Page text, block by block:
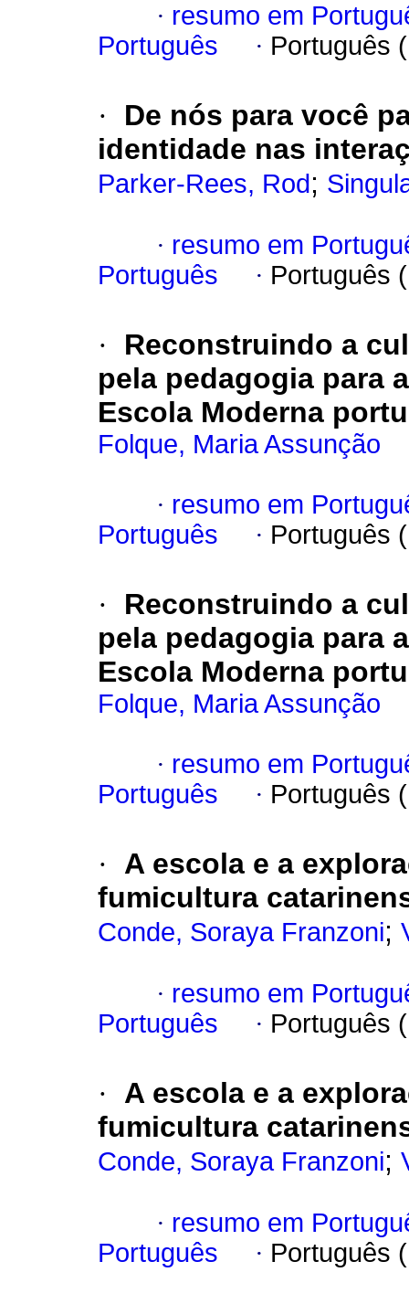
· resumo em
Português
· Português
·
De nós para você
identidade nas
Parker-Rees, Rod ;
· resumo em
Português
· Português
·
Reconstruindo a
pela pedagogia para
Escola Moderna
Folque, Maria Assunção
· resumo em
Português
· Português
·
Reconstruindo a
pela pedagogia para
Escola Moderna
Folque, Maria Assunção
· resumo em
Português
· Português
·
A escola e a
fumicultura
Conde, Soraya Franzoni;
· resumo em
Português
· Português
·
A escola e a
fumicultura
Conde, Soraya Franzoni;
· resumo em
Português
· Português